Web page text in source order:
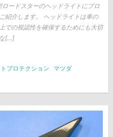
ードスターのヘッドライトにプロ
紹介します。 ヘッドライトは車の
での視認性を確保するためにも大切
[…]
プロテクション
マツダ